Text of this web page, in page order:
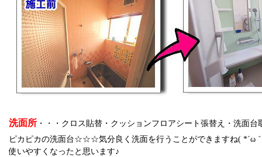
洗面所 ・・・クロス貼替・クッションフロアシート張替え・洗面台
ピカピカの洗面台☆☆☆気分良く洗面を行うことができますね( *´ω
使いやすくなったと思います♪